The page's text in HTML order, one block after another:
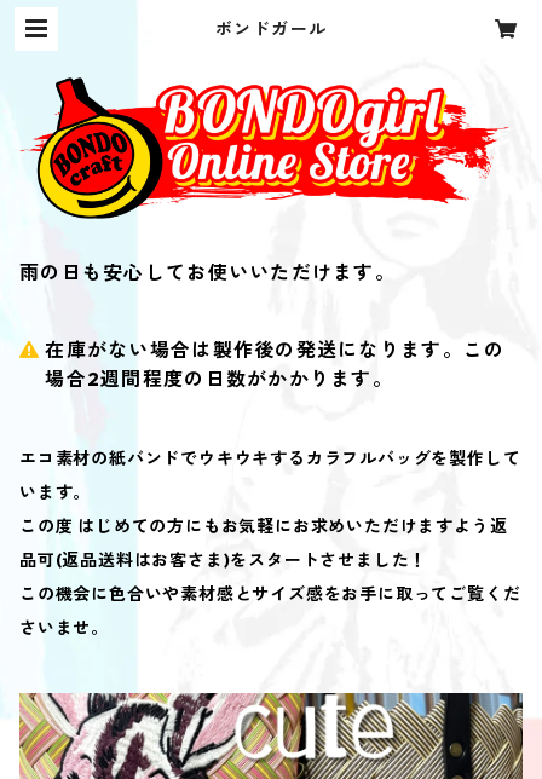
ボンドガール
雨の日も安心してお使いいただけます。
在庫がない場合は製作後の発送になります。この
場合2週間程度の日数がかかります。
エコ素材の紙バンドでウキウキするカラフルバッグを製作して
います。
この度 はじめての方にもお気軽にお求めいただけますよう返
品可(返品送料はお客さま)をスタートさせました！
この機会に色合いや素材感とサイズ感をお手に取ってご覧くだ
さいませ。